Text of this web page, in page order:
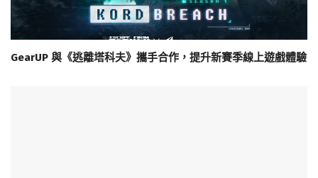
GearUP 與《逃離塔科夫》攜手合作，提升新賽季線上遊戲體驗